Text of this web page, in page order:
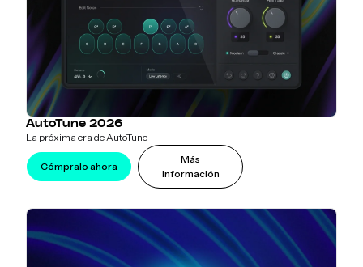
AutoTune 2026
La próxima era de AutoTune
Cómpralo ahora
Más
información